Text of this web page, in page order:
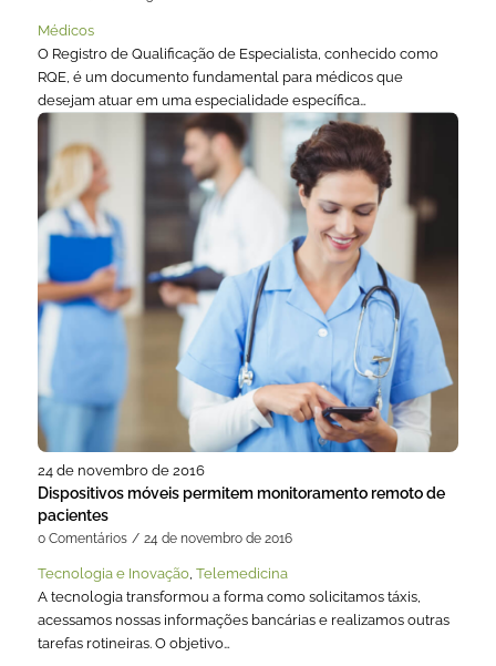
Médicos
O Registro de Qualificação de Especialista, conhecido como
RQE, é um documento fundamental para médicos que
desejam atuar em uma especialidade específica…
24 de novembro de 2016
Dispositivos móveis permitem monitoramento remoto de
pacientes
0 Comentários / 24 de novembro de 2016
Tecnologia e Inovação, Telemedicina
A tecnologia transformou a forma como solicitamos táxis,
acessamos nossas informações bancárias e realizamos outras
tarefas rotineiras. O objetivo…